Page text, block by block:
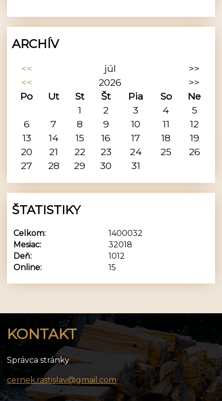
ARCHÍV
<< júl
>>
<<
2026
>>
Po
Ut St Št Pia So
Ne
1
2 3 4
5
6
7 8 9 10 11
12
13
14 15 16 17 18
19
20
21 22 23 24 25
26
27
28 29 30 31
ŠTATISTIKY
Online: 15
Celkom:
1400032
Mesiac:
32018
Deň:
1012
KONTAKT
Správca stránky
cernek.rastislav@gmail.com